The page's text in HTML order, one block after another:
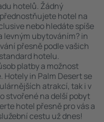
hotelů. Žádný
hotel na
nebo hledáte spíše
levným ubytováním? in
přesně podle vašich
hotelu.
platby a možnost
in Palm Desert se
atrakcí, tak i v
stvořené na delší pobyt
hotel přesně pro vás a
cestu už dnes!